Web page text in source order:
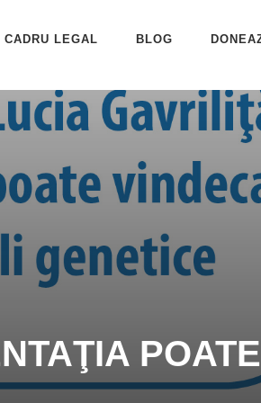
CADRU LEGAL BLOG
POATE